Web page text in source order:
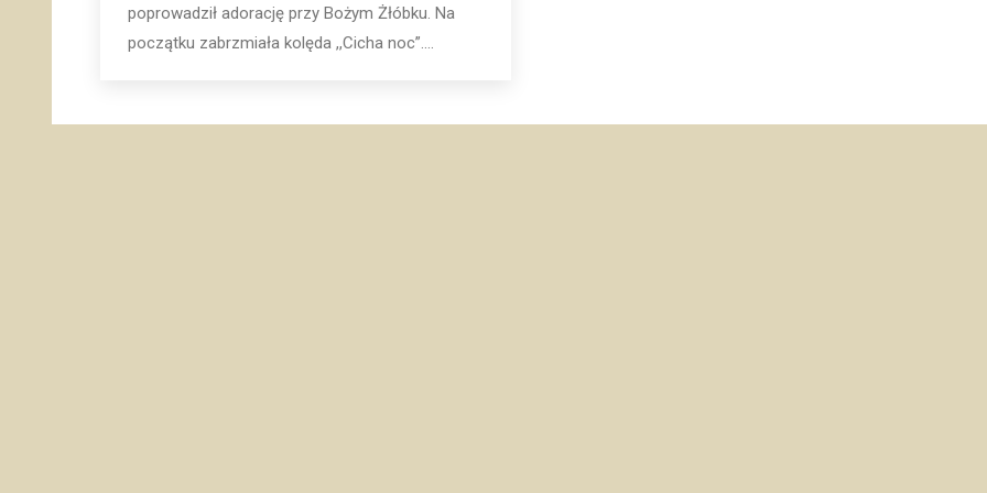
poprowadził adorację przy Bożym Żłóbku. Na
początku zabrzmiała kolęda ,,Cicha noc”.…